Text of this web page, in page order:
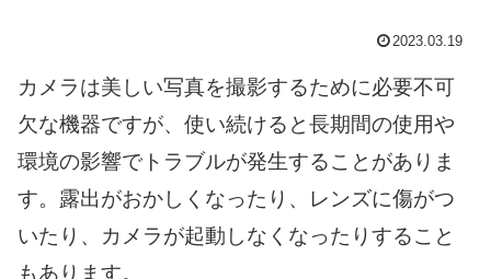
2023.03.19
カメラは美しい写真を撮影するために必要不可
欠な機器ですが、使い続けると長期間の使用や
環境の影響でトラブルが発生することがありま
す。露出がおかしくなったり、レンズに傷がつ
いたり、カメラが起動しなくなったりすること
もあります。